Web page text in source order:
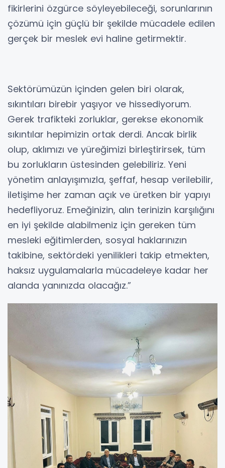
fikirlerini özgürce söyleyebileceği, sorunlarının
çözümü için güçlü bir şekilde mücadele edilen
gerçek bir meslek evi haline getirmektir.
Sektörümüzün içinden gelen biri olarak,
sıkıntıları birebir yaşıyor ve hissediyorum.
Gerek trafikteki zorluklar, gerekse ekonomik
sıkıntılar hepimizin ortak derdi. Ancak birlik
olup, aklımızı ve yüreğimizi birleştirirsek, tüm
bu zorlukların üstesinden gelebiliriz. Yeni
yönetim anlayışımızla, şeffaf, hesap verilebilir,
iletişime her zaman açık ve üretken bir yapıyı
hedefliyoruz. Emeğinizin, alın terinizin karşılığını
en iyi şekilde alabilmeniz için gereken tüm
mesleki eğitimlerden, sosyal haklarınızın
takibine, sektördeki yenilikleri takip etmekten,
haksız uygulamalarla mücadeleye kadar her
alanda yanınızda olacağız.”